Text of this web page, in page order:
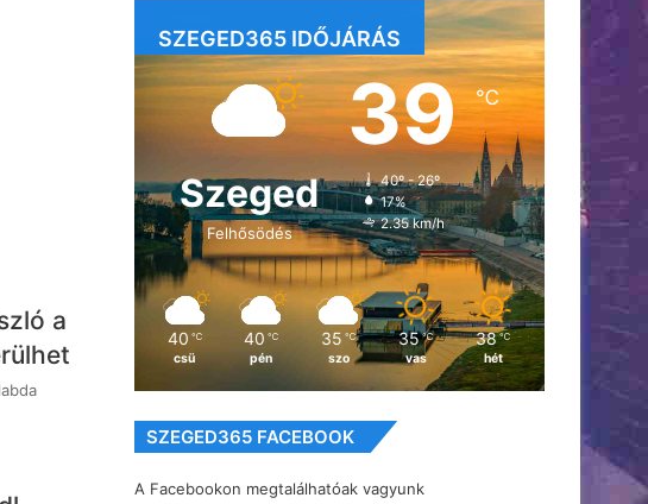
a
SZEGED365 IDŐJÁRÁS
Szeged
Felhősödés
39℃
40º - 26º
17%
2.35 km/h
40 ℃
csü
40 ℃
pén
35 ℃
szo
35 ℃
vas
38 ℃
hét
SZEGED365 FACEBOOK
A Facebookon megtalálhatóak vagyunk